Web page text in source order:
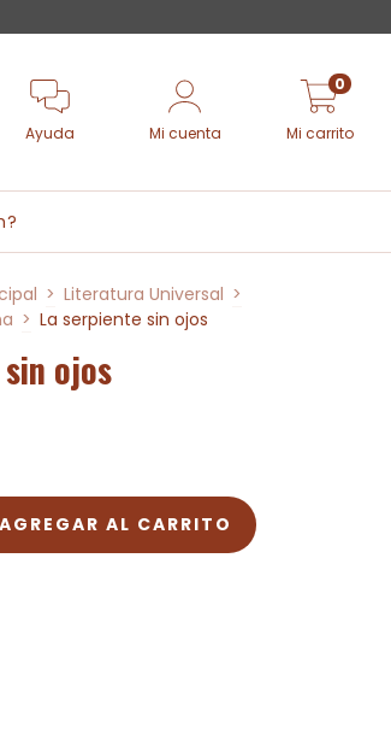
Ayuda Mi cuenta Mi carrito
0
> Literatura Universal >
> La serpiente sin ojos
ojos